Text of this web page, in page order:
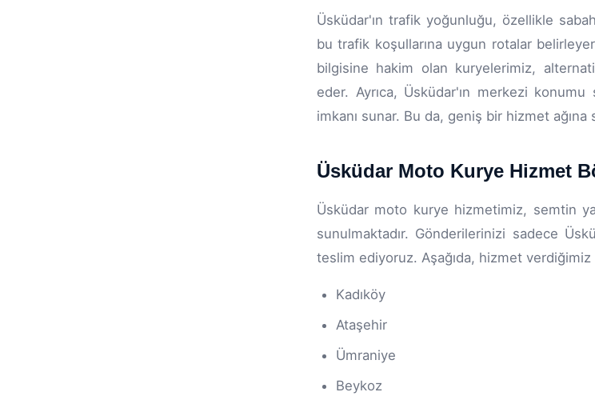
Üsküdar'ın trafik yoğunluğu, özellikle
bu trafik koşullarına uygun rotalar
bilgisine hakim olan kuryelerimiz,
eder. Ayrıca, Üsküdar'ın merkezi
imkanı sunar. Bu da, geniş bir hizmet ağına
Üsküdar Moto Kurye Hizmet
Üsküdar moto kurye hizmetimiz, semtin
sunulmaktadır. Gönderilerinizi sadece
teslim ediyoruz. Aşağıda, hizmet
Kadıköy
Ataşehir
Ümraniye
Beykoz